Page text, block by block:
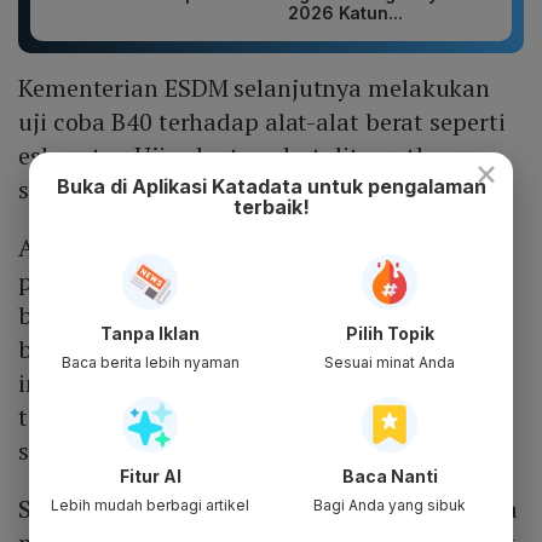
2026 Katun...
Kementerian ESDM selanjutnya melakukan
uji coba B40 terhadap alat-alat berat seperti
eskavator. Uji coba tersebut ditargetkan
selesai hingga Desember 2024.
Arifin mengatakan pihaknya sudah siap jika
pemerintah mendorong adanya peningkatan
besaran bauran minyak sawit hingga 40% ke
bahan bakar solar. Dia berharap
implementasu B40 dapat berjalan mulai
tahun depan. "Kalau dari Kementerian ESDM
siap," ujarnya.
Sebelumnya, Prabowo mengatakan Indonesia
×
Buka di Aplikasi Katadata untuk pengalaman
terbaik!
Tanpa Iklan
Baca berita lebih nyaman
Pilih Topik
Sesuai minat Anda
Fitur AI
Lebih mudah berbagi artikel
Baca Nanti
Bagi Anda yang sibuk